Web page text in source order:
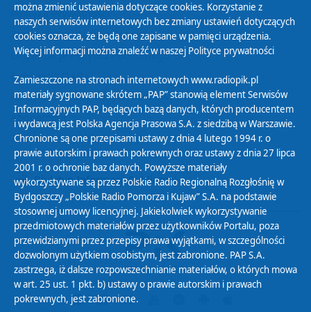
Polityka Prywatności
Zasady korzystania z Serwisu
Organizacje Pożytku Publicznego
Cyfryzacja DAB+
Polityka ochrony danych osobowych
Abonament
Zamówienia publiczne
Biuletyn Informacji Publicznej
można zmienić ustawienia dotyczące cookies. Korzystanie z
naszych serwisów internetowych bez zmiany ustawień dotyczących
cookies oznacza, że będą one zapisane w pamięci urządzenia.
Więcej informacji można znaleźć w naszej Polityce prywatności
Zamieszczone na stronach internetowych www.radiopik.pl
materiały sygnowane skrótem „PAP” stanowią element Serwisów
Informacyjnych PAP, będących bazą danych, których producentem
i wydawcą jest Polska Agencja Prasowa S.A. z siedzibą w Warszawie.
Chronione są one przepisami ustawy z dnia 4 lutego 1994 r. o
prawie autorskim i prawach pokrewnych oraz ustawy z dnia 27 lipca
2001 r. o ochronie baz danych. Powyższe materiały
wykorzystywane są przez Polskie Radio Regionalną Rozgłośnię w
Bydgoszczy „Polskie Radio Pomorza i Kujaw” S.A. na podstawie
stosownej umowy licencyjnej. Jakiekolwiek wykorzystywanie
przedmiotowych materiałów przez użytkowników Portalu, poza
przewidzianymi przez przepisy prawa wyjątkami, w szczególności
dozwolonym użytkiem osobistym, jest zabronione. PAP S.A.
zastrzega, iż dalsze rozpowszechnianie materiałów, o których mowa
w art. 25 ust. 1 pkt. b) ustawy o prawie autorskim i prawach
pokrewnych, jest zabronione.